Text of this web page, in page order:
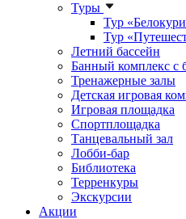
Туры
Тур
Тур
Летний бассейн
Банный комплекс с
Тренажерные залы
Детская игровая
Игровая площадка
Спортплощадка
Танцевальный зал
Лобби-бар
Библиотека
Терренкуры
Экскурсии
Акции